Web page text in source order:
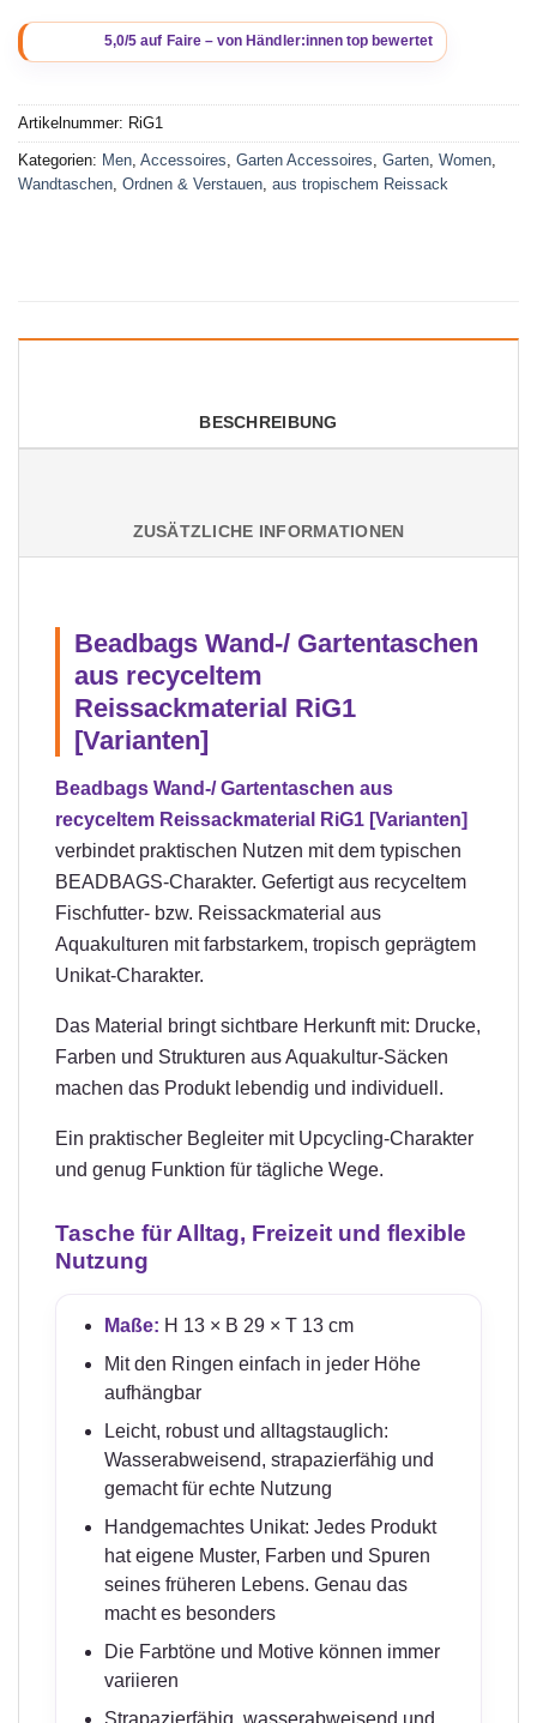
Artikelnummer: RiG1
Kategorien: Men Accessoires Garten Accessoires Garten Women
Wandtaschen Ordnen & Verstauen aus tropischem Reissack
BESCHREIBUNG
ZUSÄTZLICHE INFORMATIONEN
Beadbags Wand-/ Gartentaschen
aus recyceltem
Reissackmaterial RiG1
[Varianten]
Beadbags Wand-/ Gartentaschen aus
recyceltem Reissackmaterial RiG1 [Varianten]
verbindet praktischen Nutzen mit dem typischen
BEADBAGS-Charakter. Gefertigt aus recyceltem
Fischfutter- bzw. Reissackmaterial aus
Aquakulturen mit farbstarkem, tropisch geprägtem
Unikat-Charakter.
Das Material bringt sichtbare Herkunft mit: Drucke,
Farben und Strukturen aus Aquakultur-Säcken
machen das Produkt lebendig und individuell.
Ein praktischer Begleiter mit Upcycling-Charakter
und genug Funktion für tägliche Wege.
Tasche für Alltag, Freizeit und flexible
Nutzung
Maße: H 13 × B 29 × T 13 cm
Mit den Ringen einfach in jeder Höhe
aufhängbar
Leicht, robust und alltagstauglich:
Wasserabweisend, strapazierfähig und
gemacht für echte Nutzung
Handgemachtes Unikat: Jedes Produkt
hat eigene Muster, Farben und Spuren
seines früheren Lebens. Genau das
macht es besonders
Die Farbtöne und Motive können immer
variieren